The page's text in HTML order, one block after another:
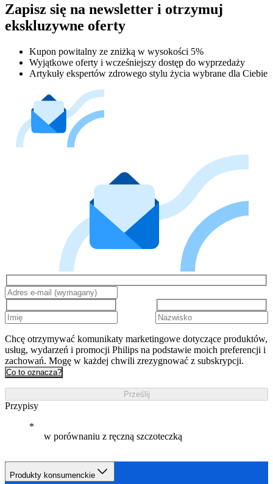
Zapisz się na newsletter i otrzymuj
ekskluzywne oferty
Kupon powitalny ze zniżką w wysokości 5%
Wyjątkowe oferty i wcześniejszy dostęp do wyprzedaży
Artykuły ekspertów zdrowego stylu życia wybrane dla Ciebie
Chcę otrzymywać komunikaty marketingowe dotyczące produktów,
usług, wydarzeń i promocji Philips na podstawie moich preferencji i
zachowań. Mogę w każdej chwili zrezygnować z subskrypcji.
Co to oznacza?
Prześlij
Przypisy
w porównaniu z ręczną szczoteczką
Produkty konsumenckie